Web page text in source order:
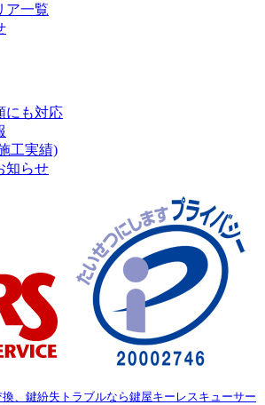
ア一覧
にも対応
工実績)
知らせ
、鍵紛失トラブルなら鍵屋キーレスキューサー